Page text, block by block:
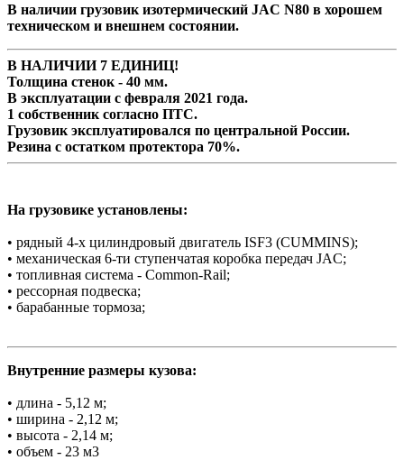
В наличии грузовик изотермический JAC N80 в хорошем
техническом и внешнем состоянии.
В НАЛИЧИИ 7 ЕДИНИЦ!
Толщина стенок - 40 мм.
В эксплуатации с февраля 2021 года.
1 собственник согласно ПТС.
Грузовик эксплуатировался по центральной России.
Резина с остатком протектора 70%.
На грузовике установлены:
• рядный 4-х цилиндровый двигатель ISF3 (CUMMINS);
• механическая 6-ти ступенчатая коробка передач JAC;
• топливная система - Common-Rail;
• рессорная подвеска;
• барабанные тормоза;
Внутренние размеры кузова:
• длина - 5,12 м;
• ширина - 2,12 м;
• высота - 2,14 м;
• объем - 23 м3